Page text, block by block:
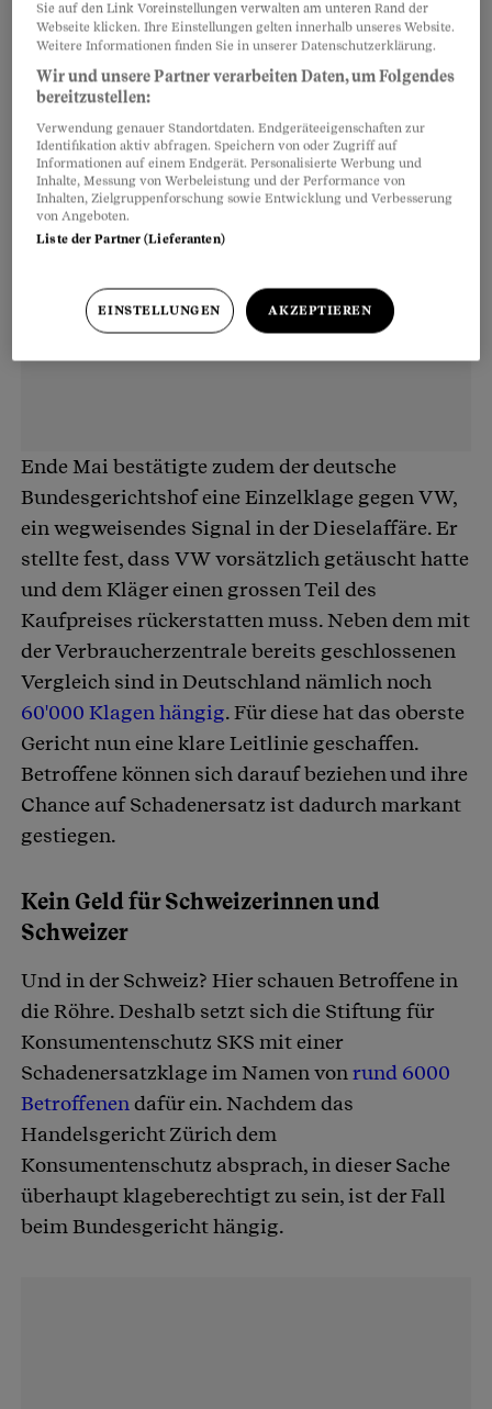
Konsumentenschutzorganisation, mit einer
Musterfeststellungsklage einenVergleich mit
VW erzielen können. Mindestens 200'000
Ende Mai bestätigte zudem der deutsche
Bundesgerichtshof eine Einzelklage gegen VW,
ein wegweisendes Signal in der Dieselaffäre. Er
stellte fest, dass VW vorsätzlich getäuscht hatte
und dem Kläger einen grossen Teil des
Kaufpreises rückerstatten muss. Neben dem mit
der Verbraucherzentrale bereits geschlossenen
Vergleich sind in Deutschland nämlich noch
60'000 Klagen hängig. Für diese hat das oberste
Gericht nun eine klare Leitlinie geschaffen.
Betroffene können sich darauf beziehen und ihre
Chance auf Schadenersatz ist dadurch markant
gestiegen.
Kein Geld für Schweizerinnen und
Schweizer
Und in der Schweiz? Hier schauen Betroffene in
die Röhre. Deshalb setzt sich die Stiftung für
Konsumentenschutz SKS mit einer
Schadenersatzklage im Namen vonrund 6000
Betroffenendafür ein. Nachdem das
Handelsgericht Zürich dem
Konsumentenschutz absprach, in dieser Sache
überhaupt klageberechtigt zu sein, ist der Fall
beim Bundesgericht hängig.
Sie auf den Link Voreinstellungen verwalten am unteren Rand der
Webseite klicken. Ihre Einstellungen gelten innerhalb unseres Website.
Weitere Informationen finden Sie in unserer Datenschutzerklärung.
Wir und unsere Partner verarbeiten Daten, um Folgendes
bereitzustellen:
Verwendung genauer Standortdaten. Endgeräteeigenschaften zur
Identifikation aktiv abfragen. Speichern von oder Zugriff auf
Informationen auf einem Endgerät. Personalisierte Werbung und
Inhalte, Messung von Werbeleistung und der Performance von
Inhalten, Zielgruppenforschung sowie Entwicklung und Verbesserung
von Angeboten.
Liste der Partner (Lieferanten)
EINSTELLUNGEN AKZEPTIEREN